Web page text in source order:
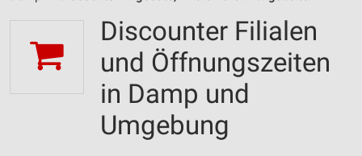
Discounter Filialen
und Öffnungszeiten
in Damp und
Umgebung